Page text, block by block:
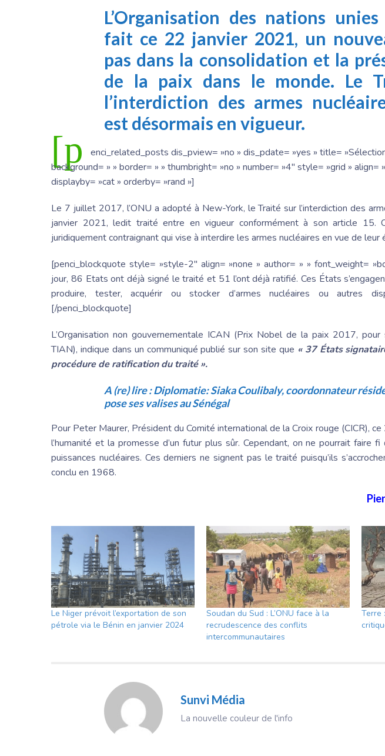
L’Organisation des nations
fait ce 22 janvier 2021, un
pas dans la consolidation et la
de la paix dans le monde. Le
l’interdiction des armes
est désormais en vigueur.
[p
enci_related_posts dis_pview= »no » dis_pdate= »yes » title=
background= » » border= » » thumbright= »no » number= »4″ style= »grid » align=
displayby= »cat » orderby= »rand »]
Le 7 juillet 2017, l’ONU a adopté à New-York, le Traité sur l’interdiction des
janvier 2021, ledit traité entre en vigueur conformément à son article 15.
juridiquement contraignant qui vise à interdire les armes nucléaires en vue de leur
[penci_blockquote style= »style-2″ align= »none » author= » » font_weight=
jour, 86 Etats ont déjà signé le traité et 51 l’ont déjà ratifié. Ces États
produire, tester, acquérir ou stocker d’armes nucléaires ou autres
[/penci_blockquote]
L’Organisation non gouvernementale ICAN (Prix Nobel de la paix 2017, pour
TIAN), indique dans un communiqué publié sur son site que « 37 États
procédure de ratification du traité ».
A (re) lire :Diplomatie: Siaka Coulibaly, coordonnateur
pose ses valises au Sénégal
Pour Peter Maurer, Président du Comité international de la Croix rouge (CICR),
l’humanité et la promesse d’un futur plus sûr. Cependant, on ne pourrait faire
puissances nucléaires. Ces derniers ne signent pas le traité puisqu’ils
conclu en 1968.
Le Niger prévoit l’exportation de son
pétrole via le Bénin en janvier 2024
Soudan du Sud : L’ONU face à la
recrudescence des conflits
intercommunautaires
Terre
Sunvi Média
La nouvelle couleur de l'info